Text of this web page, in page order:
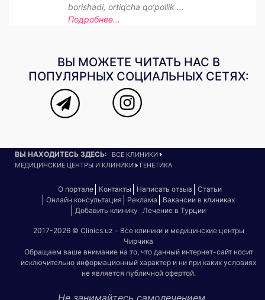
borishadi, ortiqcha qo’pollik ...
Подробнее...
ВЫ МОЖЕТЕ ЧИТАТЬ НАС В
ПОПУЛЯРНЫХ СОЦИАЛЬНЫХ СЕТЯХ:
ВЫ НАХОДИТЕСЬ ЗДЕСЬ:
ВСЕ КЛИНИКИ
МЕДИЦИНСКИЕ ЦЕНТРЫ И КЛИНИКИ
ГЕНЕТИКА
О портале Контакты Написать отзыв
Статьи
Онлайн консультация
Реклама
Вакансии в клиниках
Добавить клинику
Лечение в Турции
2017-2026 © Clinics.uz - Все клиники и медицинские центры
Чирчика
Обращаем ваше внимание на то, что данный интернет-сайт носит
исключительно информационный характер и ни при каких условиях
не является публичной офертой.
Не занимайтесь самолечением.